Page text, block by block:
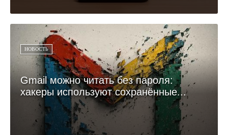
НОВОСТЬ
Gmail можно читать без пароля:
хакеры используют сохранённые...